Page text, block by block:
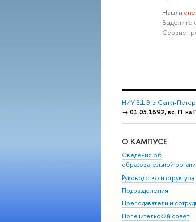
Нашли
Выделите
Сервис
НИУ ВШЭ в Санкт-
→ 01.05.1692, вс. П. на
О КАМПУСЕ
Сведения об
образовательной
Руководство и структура
Подразделения
Преподаватели и
Попечительский совет